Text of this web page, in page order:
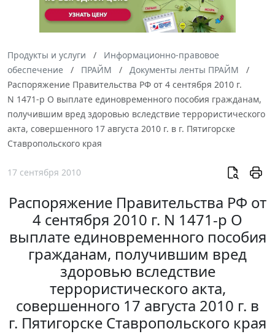
Продукты и услуги
Информационно-правовое
обеспечение
ПРАЙМ
Документы ленты ПРАЙМ
Распоряжение Правительства РФ от 4 сентября 2010 г.
N 1471-р О выплате единовременного пособия гражданам,
получившим вред здоровью вследствие террористического
акта, совершенного 17 августа 2010 г. в г. Пятигорске
Ставропольского края
17 сентября 2010
Распоряжение Правительства РФ от
4 сентября 2010 г. N 1471-р О
выплате единовременного пособия
гражданам, получившим вред
здоровью вследствие
террористического акта,
совершенного 17 августа 2010 г. в
г. Пятигорске Ставропольского края